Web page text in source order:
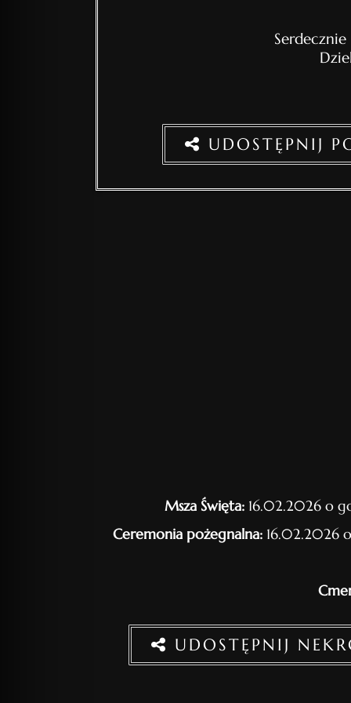
UDOSTĘPNIJ
Msza Święta:16.02.2026 o
Ceremonia pożegnalna:16.02.2026
UDOSTĘPNIJ